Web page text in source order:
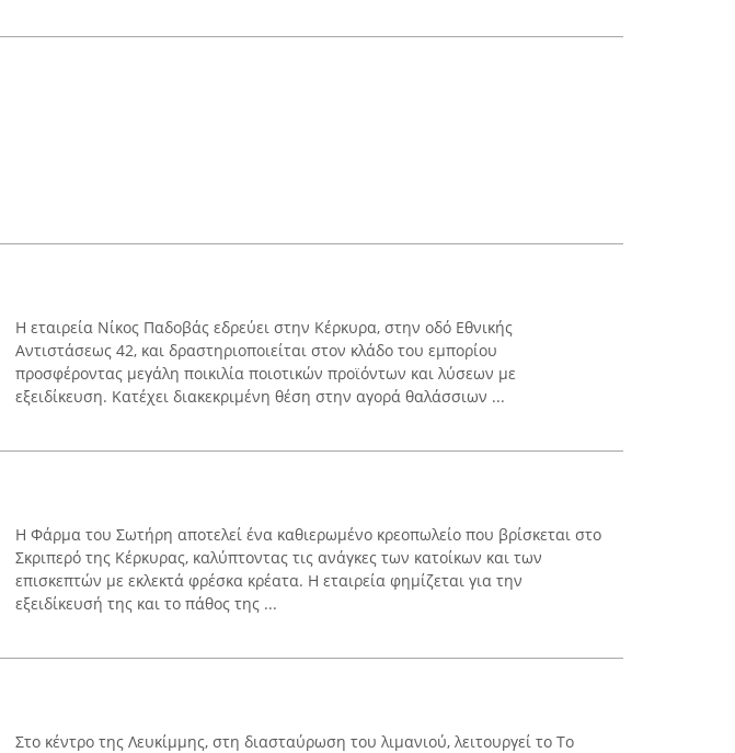
Η εταιρεία Νίκος Παδοβάς εδρεύει στην Κέρκυρα, στην οδό Εθνικής
Αντιστάσεως 42, και δραστηριοποιείται στον κλάδο του εμπορίου
προσφέροντας μεγάλη ποικιλία ποιοτικών προϊόντων και λύσεων με
εξειδίκευση. Κατέχει διακεκριμένη θέση στην αγορά θαλάσσιων ...
Η Φάρμα του Σωτήρη αποτελεί ένα καθιερωμένο κρεοπωλείο που βρίσκεται στο
Σκριπερό της Κέρκυρας, καλύπτοντας τις ανάγκες των κατοίκων και των
επισκεπτών με εκλεκτά φρέσκα κρέατα. Η εταιρεία φημίζεται για την
εξειδίκευσή της και το πάθος της ...
Στο κέντρο της Λευκίμμης, στη διασταύρωση του λιμανιού, λειτουργεί το Το